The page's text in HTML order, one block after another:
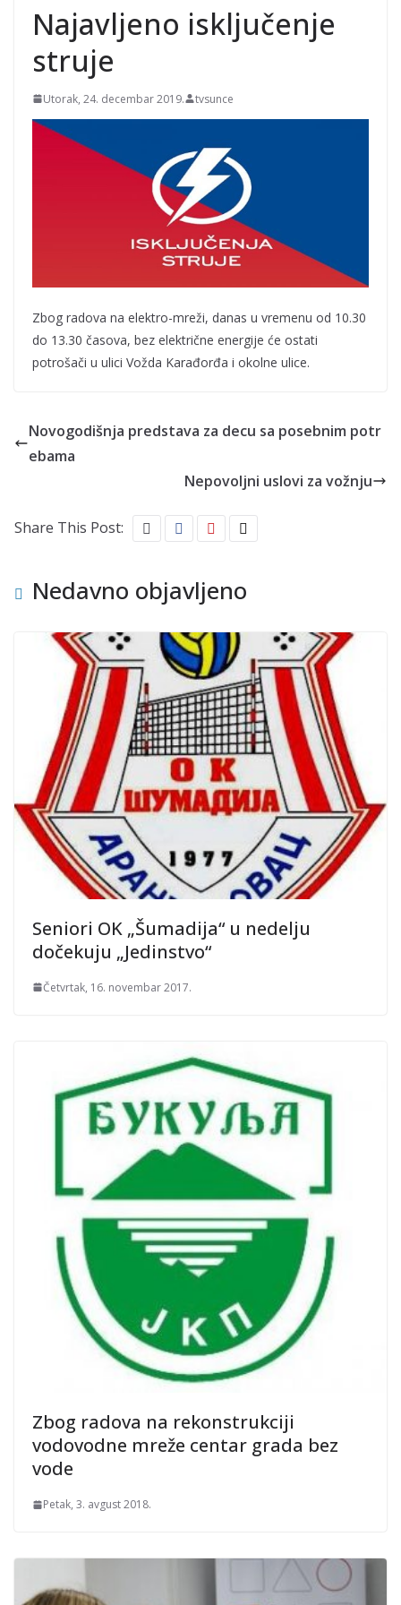
Najavljeno isključenje
struje
Utorak, 24. decembar 2019. tvsunce
Zbog radova na elektro-mreži, danas u vremenu od 10.30
do 13.30 časova, bez električne energije će ostati
potrošači u ulici Vožda Karađorđa i okolne ulice.
Novogodišnja predstava za decu sa posebnim potr
ebama
Nepovoljni uslovi za vožnju
Share This Post:
Nedavno objavljeno
Seniori OK „Šumadija“ u nedelju
dočekuju „Jedinstvo“
Četvrtak, 16. novembar 2017.
Zbog radova na rekonstrukciji
vodovodne mreže centar grada bez
vode
Petak, 3. avgust 2018.